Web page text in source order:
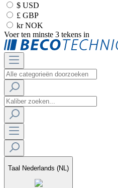
$ USD
£ GBP
kr NOK
Voer ten minste 3 tekens in
Taal Nederlands (NL)